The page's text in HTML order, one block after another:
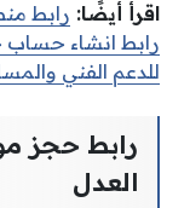
اقرأ أيضًا: رابط
رابط انشاء
للدعم الفني
رابط حجز
العدل